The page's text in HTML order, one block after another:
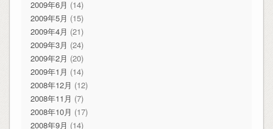
2009年6月 (14)
2009年5月 (15)
2009年4月 (21)
2009年3月 (24)
2009年2月 (20)
2009年1月 (14)
2008年12月 (12)
2008年11月 (7)
2008年10月 (17)
2008年9月 (14)